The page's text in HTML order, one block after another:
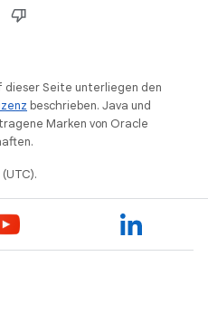
dieser Seite unterliegen den
beschrieben. Java und
Marken von Oracle